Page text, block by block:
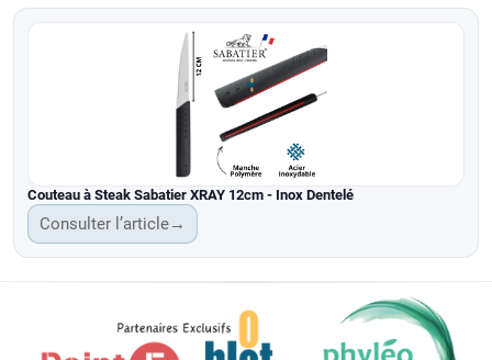
Couteau à Steak Sabatier XRAY 12cm - Inox Dentelé
Consulter l’article→